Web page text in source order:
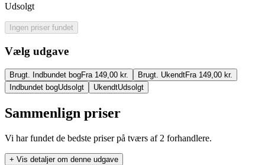
Udsolgt
Ingen priser fundet
Vælg udgave
Brugt. Indbundet bogFra 149,00 kr. Brugt. UkendtFra 149,00 kr.
Indbundet bogUdsolgt UkendtUdsolgt
Sammenlign priser
Vi har fundet de bedste priser på tværs af 2 forhandlere.
+ Vis detaljer om denne udgave